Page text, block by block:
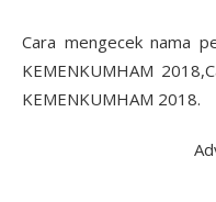
Cara mengecek nama
KEMENKUMHAM
KEMENKUMHAM 2018.